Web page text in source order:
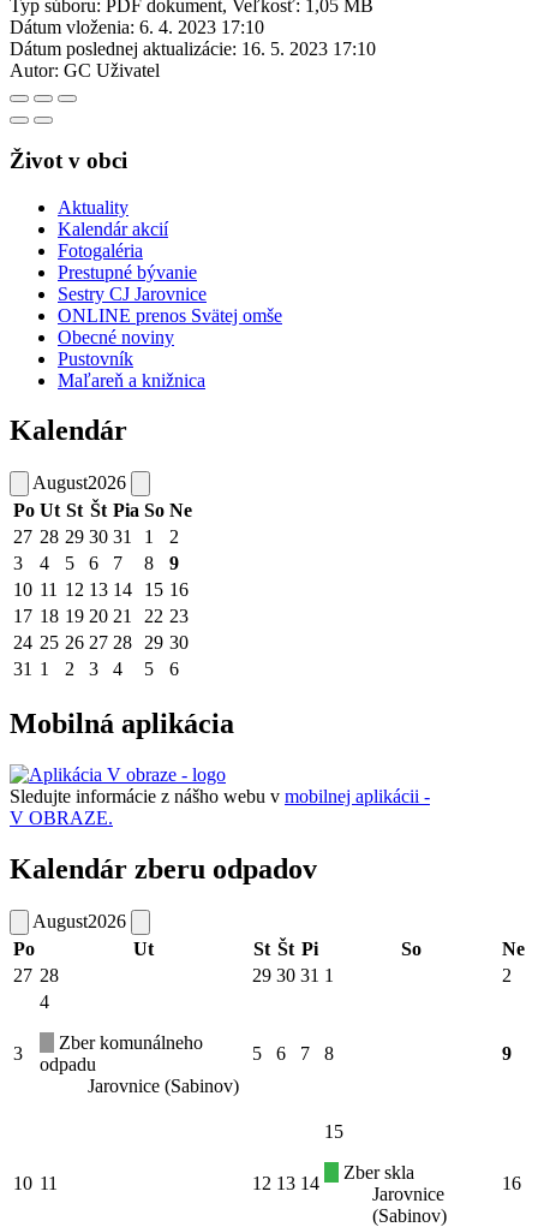
Typ súboru: PDF dokument, Veľkosť: 1,05 MB
Dátum vloženia: 6. 4. 2023 17:10
Dátum poslednej aktualizácie: 16. 5. 2023 17:10
Autor: GC Uživatel
Život v obci
Aktuality
Kalendár akcií
Fotogaléria
Prestupné bývanie
Sestry CJ Jarovnice
ONLINE prenos Svätej omše
Obecné noviny
Pustovník
Maľareň a knižnica
Kalendár
August2026
Po Ut St Št Pia So Ne
27 28 29 30 31 1
2
3
4 5 6 7 8
9
10 11 12 13 14 15 16
17 18 19 20 21 22 23
24 25 26 27 28 29 30
31 1 2 3 4 5 6
Mobilná aplikácia
Sledujte informácie z nášho webu v mobilnej aplikácii -
V OBRAZE.
Kalendár zberu odpadov
August2026
Po
Ut St Št Pi So
Ne
27 28 29 30 31 1 2
3
4
Zber komunálneho
odpadu
Jarovnice (Sabinov)
5 6 7 8 9
10 11 12 13 14
15
Zber skla
Jarovnice
(Sabinov)
16